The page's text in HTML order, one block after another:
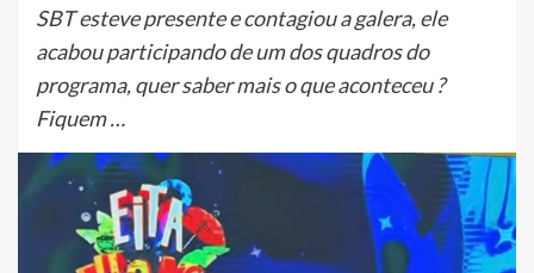
SBT esteve presente e contagiou a galera, ele
acabou participando de um dos quadros do
programa, quer saber mais o que aconteceu ?
Fiquem …